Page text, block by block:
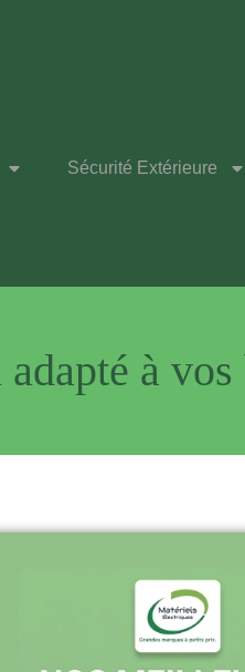
Sécurité Extérieure
à vos